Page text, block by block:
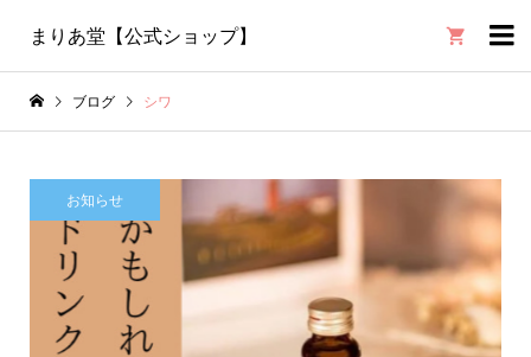
まりあ堂【公式ショップ】 
ブログ シワ
お知らせ